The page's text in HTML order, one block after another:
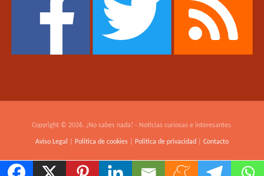
Copyright © 2026. ¡No sabes nada! - Noticias curiosas e interesantes.
Aviso Legal Política de cookies Política de privacidad Contacto